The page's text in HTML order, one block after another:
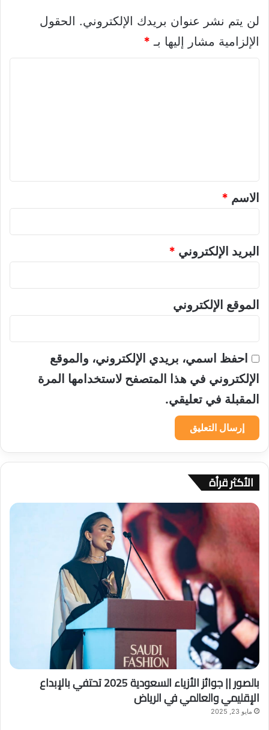
ا
»
و
ت
أ
ع
م
ل
ا
ل
ر
لن يتم نشر عنوان بريدك الإلكتروني. الحقول
الإلزامية مشار إليها بـ *
*الاسم *
البريد الإلكتروني *
الموقع الإلكتروني
احفظ اسمي، بريدي الإلكتروني، والموقع
الإلكتروني في هذا المتصفح لاستخدامها المرة
المقبلة في تعليقي.
الأكثر قرأة
بالصور || جوائز الأزياء السعودية 2025 تحتفي بالإبداع
الإقليمي والعالمي في الرياض
مايو 23, 2025